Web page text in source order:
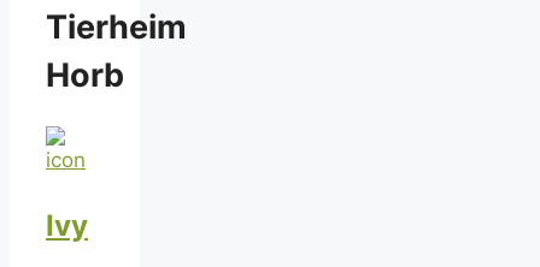
Tierheim
Horb
Ivy